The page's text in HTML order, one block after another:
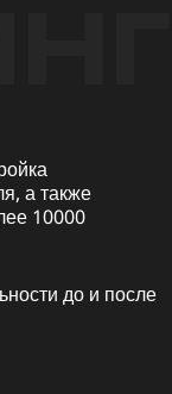
а также
10000